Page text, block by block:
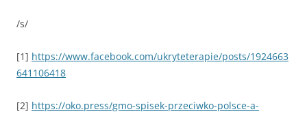
/s/
[1] https://www.facebook.com/ukryteterapie/posts/1924663
641106418
[2] https://oko.press/gmo-spisek-przeciwko-polsce-a-